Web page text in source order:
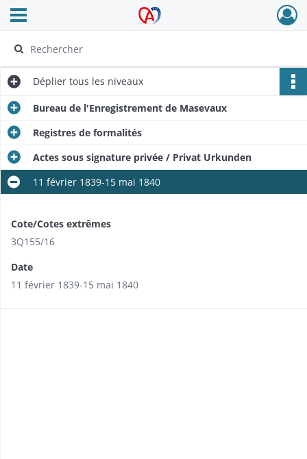
Archives Alsace - Colmar
Ouvrir le menu déroulant
Déplier tous les niveaux
Bureau de l'Enregistrement de Masevaux
Registres de formalités
Actes sous signature privée / Privat Urkunden
11 février 1839-15 mai 1840
Cote/Cotes extrêmes
3Q155/16
Date
11 février 1839-15 mai 1840